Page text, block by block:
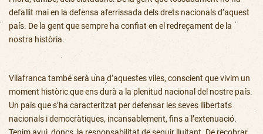
defallit mai en la defensa aferrissada dels drets nacionals d’aquest
país. De la gent que sempre ha confiat en el redreçament de la
nostra història.
Vilafranca també serà una d’aquestes viles, conscient que vivim un
moment històric que ens durà a la plenitud nacional del nostre país.
Un país que s’ha caracteritzat per defensar les seves llibertats
nacionals i democràtiques, incansablement, fins a l’extenuació.
Tenim avui, doncs, la responsabilitat de seguir lluitant. De recobrar